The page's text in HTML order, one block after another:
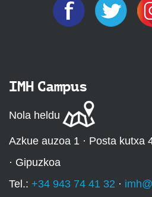
IMH Campus
Nola heldu
Azkue auzoa 1 · Posta kutxa
· Gipuzkoa
Tel.: +34 943 74 41 32 ·